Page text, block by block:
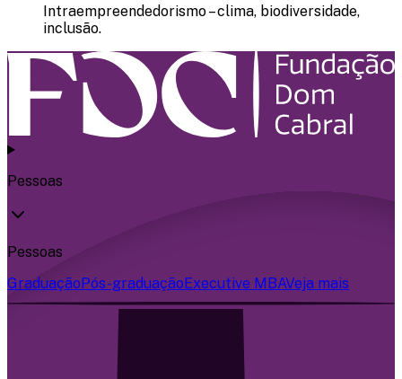
Intraempreendedorismo – clima, biodiversidade,
inclusão.​
Pessoas
Pessoas
GraduaçãoPós-graduaçãoExecutive MBAVeja mais